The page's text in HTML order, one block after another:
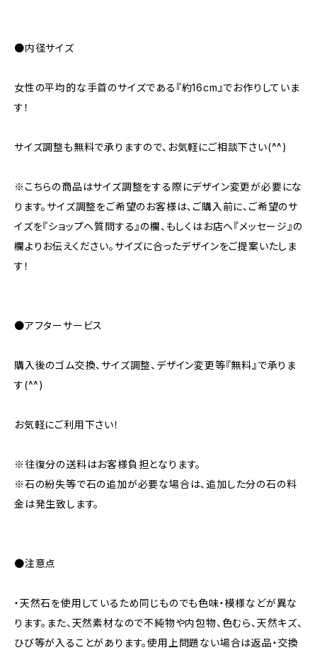
●内径サイズ
女性の平均的な手首のサイズである『約16cm』でお作りしていま
す！
サイズ調整も無料で承りますので、お気軽にご相談下さい(^^)
※こちらの商品はサイズ調整をする際にデザイン変更が必要にな
ります。サイズ調整をご希望のお客様は、ご購入前に、ご希望のサ
イズを『ショップへ質問する』の欄、もしくはお店へ『メッセージ』の
欄よりお伝えください。サイズに合ったデザインをご提案いたしま
す！
●アフターサービス
購入後のゴム交換、サイズ調整、デザイン変更等『無料』で承りま
す(^^)
お気軽にご利用下さい！
※往復分の送料はお客様負担となります。
※石の紛失等で石の追加が必要な場合は、追加した分の石の料
金は発生致します。
●注意点
・天然石を使用しているため同じものでも色味・模様などが異な
ります。また、天然素材なので不純物や内包物、色むら、天然キズ、
ひび等が入ることがあります。使用上問題ない場合は返品・交換